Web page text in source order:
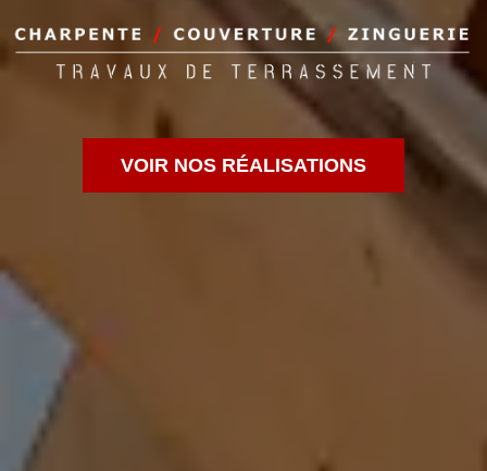
VOIR NOS RÉALISATIONS